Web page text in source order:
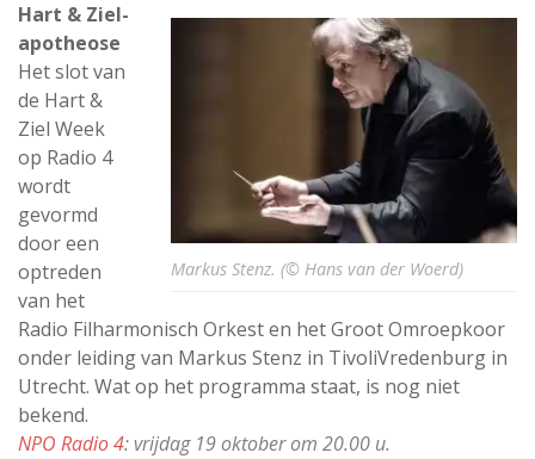
Markus Stenz. (© Hans van der Woerd)
Hart & Ziel-
apotheose
Het slot van
de Hart &
Ziel Week
op Radio 4
wordt
gevormd
door een
optreden
van het
Radio Filharmonisch Orkest en het Groot Omroepkoor
onder leiding van Markus Stenz in TivoliVredenburg in
Utrecht. Wat op het programma staat, is nog niet
bekend.
NPO Radio 4: vrijdag 19 oktober om 20.00 u.